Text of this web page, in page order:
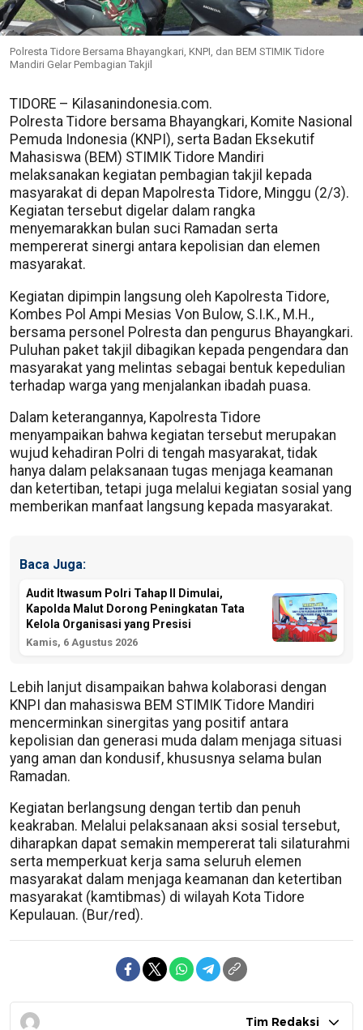
Polresta Tidore Bersama Bhayangkari, KNPI, dan BEM STIMIK Tidore
Mandiri Gelar Pembagian Takjil
TIDORE – Kilasanindonesia.com.
Polresta Tidore bersama Bhayangkari, Komite Nasional
Pemuda Indonesia (KNPI), serta Badan Eksekutif
Mahasiswa (BEM) STIMIK Tidore Mandiri
melaksanakan kegiatan pembagian takjil kepada
masyarakat di depan Mapolresta Tidore, Minggu (2/3).
Kegiatan tersebut digelar dalam rangka
menyemarakkan bulan suci Ramadan serta
mempererat sinergi antara kepolisian dan elemen
masyarakat.
Kegiatan dipimpin langsung oleh Kapolresta Tidore,
Kombes Pol Ampi Mesias Von Bulow, S.I.K., M.H.,
bersama personel Polresta dan pengurus Bhayangkari.
Puluhan paket takjil dibagikan kepada pengendara dan
masyarakat yang melintas sebagai bentuk kepedulian
terhadap warga yang menjalankan ibadah puasa.
Dalam keterangannya, Kapolresta Tidore
menyampaikan bahwa kegiatan tersebut merupakan
wujud kehadiran Polri di tengah masyarakat, tidak
hanya dalam pelaksanaan tugas menjaga keamanan
dan ketertiban, tetapi juga melalui kegiatan sosial yang
memberikan manfaat langsung kepada masyarakat.
Baca Juga:
Audit Itwasum Polri Tahap II Dimulai,
Kapolda Malut Dorong Peningkatan Tata
Kelola Organisasi yang Presisi
Kamis, 6 Agustus 2026
Lebih lanjut disampaikan bahwa kolaborasi dengan
KNPI dan mahasiswa BEM STIMIK Tidore Mandiri
mencerminkan sinergitas yang positif antara
kepolisian dan generasi muda dalam menjaga situasi
yang aman dan kondusif, khususnya selama bulan
Ramadan.
Kegiatan berlangsung dengan tertib dan penuh
keakraban. Melalui pelaksanaan aksi sosial tersebut,
diharapkan dapat semakin mempererat tali silaturahmi
serta memperkuat kerja sama seluruh elemen
masyarakat dalam menjaga keamanan dan ketertiban
masyarakat (kamtibmas) di wilayah Kota Tidore
Kepulauan. (Bur/red).
Tim Redaksi